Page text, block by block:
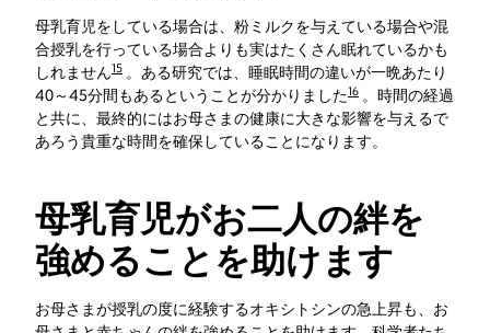
母乳育児をしている場合は、粉ミルクを与えている場合や混
合授乳を行っている場合よりも実はたくさん眠れているかも
しれません15 。ある研究では、睡眠時間の違いが一晩あたり
40～45分間もあるということが分かりました16 。時間の経過
と共に、最終的にはお母さまの健康に大きな影響を与えるで
あろう貴重な時間を確保していることになります。
母乳育児がお二人の絆を
強めることを助けます
お母さまが授乳の度に経験するオキシトシンの急上昇も、お